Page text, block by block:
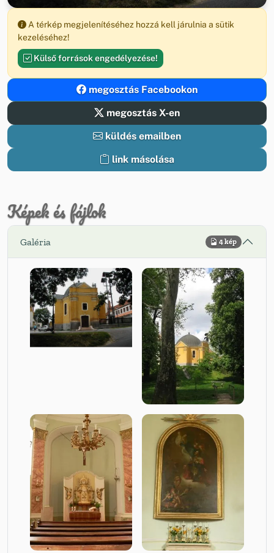
A térkép megjelenítéséhez hozzá kell járulnia a sütik
kezeléséhez!
Külső források engedélyezése!
megosztás Facebookon
megosztás X-en
küldés emailben
link másolása
Képek és fájlok
Galéria 4 kép